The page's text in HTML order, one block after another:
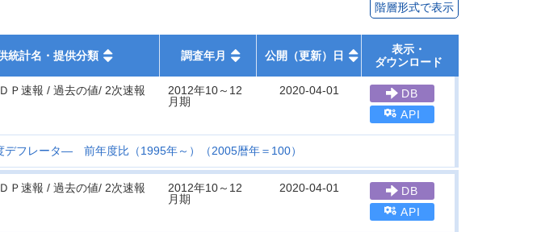
階層形式で表示
統計名・提供分類 調査年月 公開（更新）日
表示・
ダウンロード
Ｐ速報 / 過去の値/ 2次速報
2012年10～12
月期
2020-04-01
DB
API
デフレータ― 前年度比（1995年～）（2005暦年＝100）
Ｐ速報 / 過去の値/ 2次速報
2012年10～12
月期
2020-04-01
DB
API